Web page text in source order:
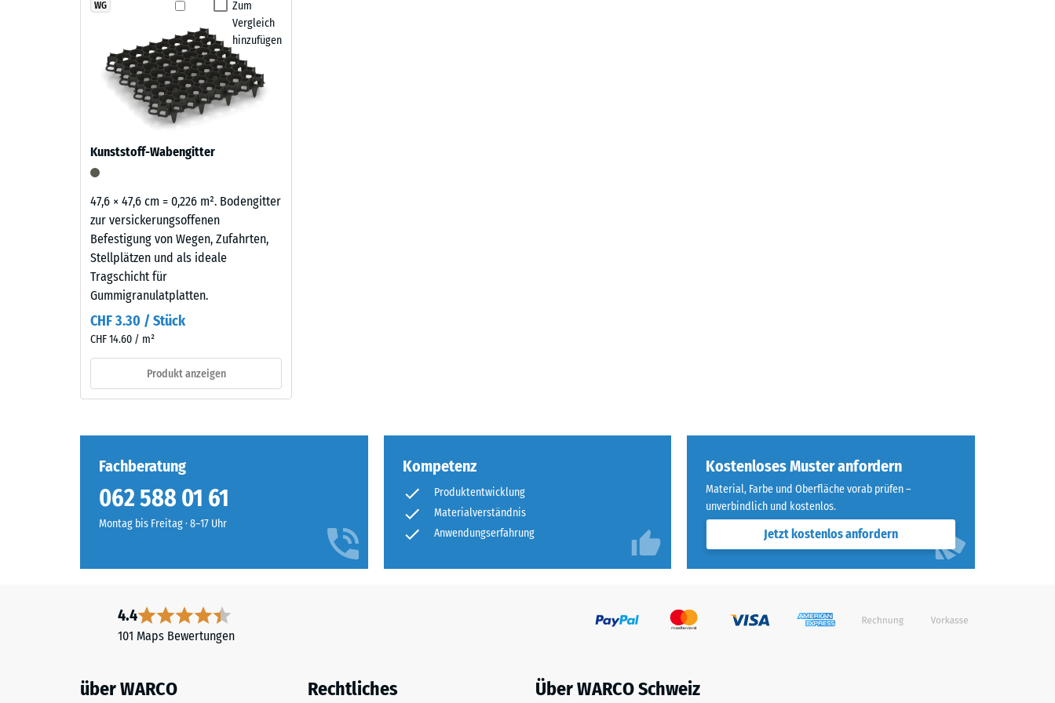
abgekehrt oder mit einem Hochdruckreiniger gereinigt werden. Bei Bedarf lassen sich einzelne Matten
austauschen. Dadurch bleibt der Belag pflegeleicht und wirtschaftlich.
Produkten
Schiefergrau
schwarzes
Gummigranulat
Reifenverwertung
mit
einem
schiefergrau
pigmentierten
Bindemittel
gleichmäßig
umhüllt.
Farbton
zeigt
sich
dunkles,
Grau
Farbgebung
steinigem
Die
Beschichtung
Laufe
(BS
7188)
Zum
Vergleich
hinzufügen
WG
Kunststoff-Wabengitter
47,6 × 47,6 cm = 0,226 m². Bodengitter
zur versickerungsoffenen
Befestigung von Wegen, Zufahrten,
Stellplätzen und als ideale
Tragschicht für
Gummigranulatplatten.
CHF 3.30 / Stück
CHF 14.60 / m²
Produkt anzeigen
Fachberatung
062 588 01 61
Montag bis Freitag · 8–17 Uhr
Kompetenz
Produktentwicklung
Materialverständnis
Anwendungserfahrung
Kostenloses Muster anfordern
Material, Farbe und Oberfläche vorab prüfen –
unverbindlich und kostenlos.
Jetzt kostenlos anfordern
4.4
101 Maps Bewertungen
über WARCO Rechtliches Über WARCO Schweiz